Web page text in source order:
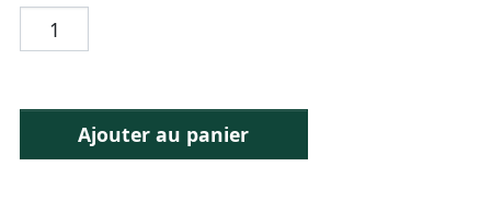
Ajouter au panier